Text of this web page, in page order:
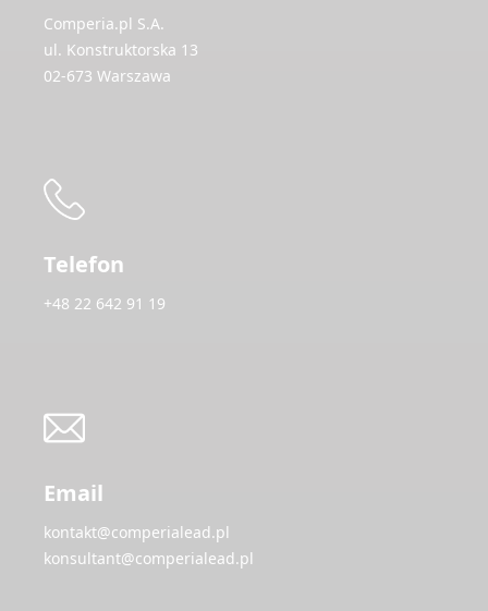
Comperia.pl S.A.
ul. Konstruktorska 13
02-673 Warszawa
Telefon
+48 22 642 91 19
Email
kontakt@comperialead.pl
konsultant@comperialead.pl